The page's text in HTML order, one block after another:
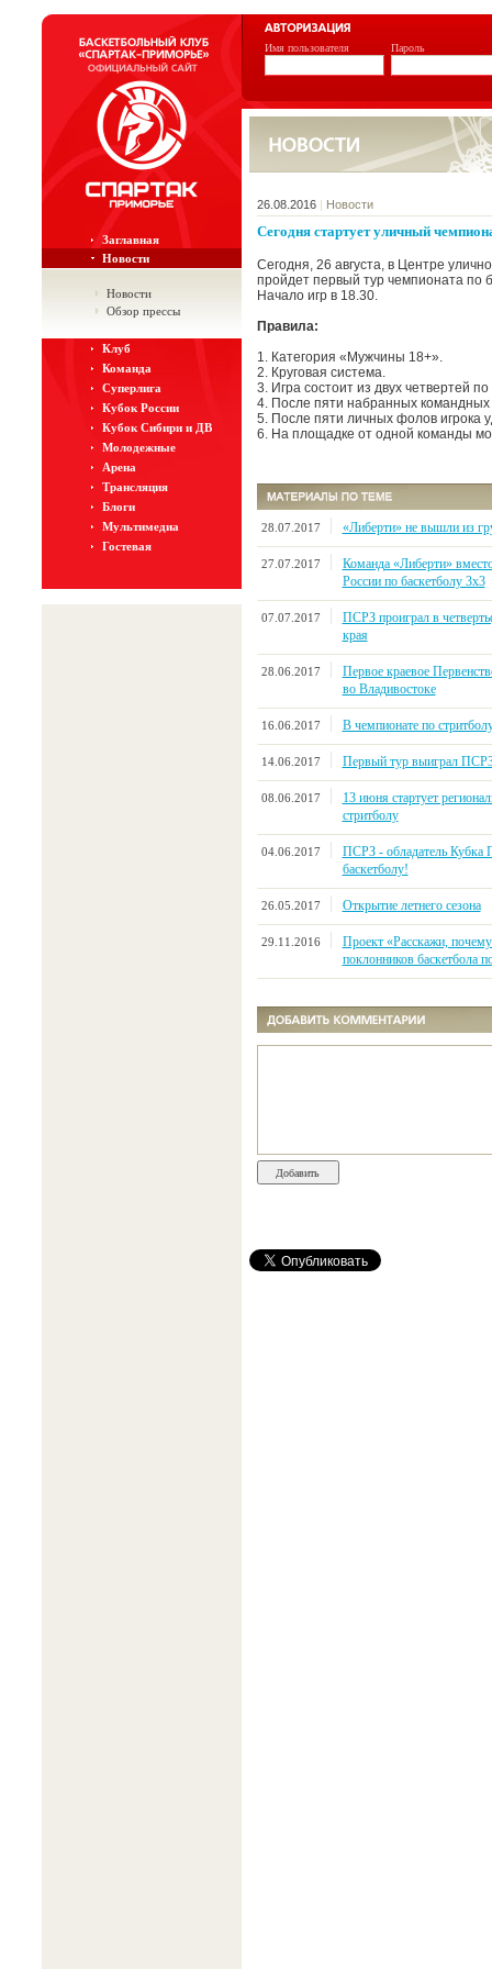
Имя пользователя Пароль
Заглавная
Новости
Новости
Обзор прессы
Клуб
Команда
Суперлига
Кубок России
Кубок Сибири и ДВ
Молодежные
Арена
Трансляция
Блоги
Мультимедиа
Гостевая
26.08.2016 | Новости
Сегодня стартует уличный
Сегодня, 26 августа, в Центре
пройдет первый тур чемпионата по
Начало игр в 18.30.
Правила:
1. Категория «Мужчины 18+».
2. Круговая система.
3. Игра состоит из двух четвертей
4. После пяти набранных
5. После пяти личных фолов игрока
6. На площадке от одной команды
28.07.2017 «Либерти» не вышли из
27.07.2017
Команда «Либерти»
России по баскетболу 3х3
07.07.2017
ПСРЗ проиграл в
края
28.06.2017
Первое краевое
во Владивостоке
16.06.2017 В чемпионате по
14.06.2017 Первый тур выиграл
08.06.2017
13 июня стартует
стритболу
04.06.2017
ПСРЗ - обладатель Кубка
баскетболу!
26.05.2017 Открытие летнего сезона
29.11.2016
Проект «Расскажи,
поклонников баскетбола